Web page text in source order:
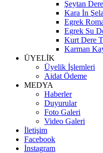
Şeytan
Kara İn
Egrek
Egrek Su
Kurt Dere
Karman
ÜYELİK
Üyelik İşlemleri
Aidat Ödeme
MEDYA
Haberler
Duyurular
Foto Galeri
Video Galeri
İletişim
Facebook
İnstagram